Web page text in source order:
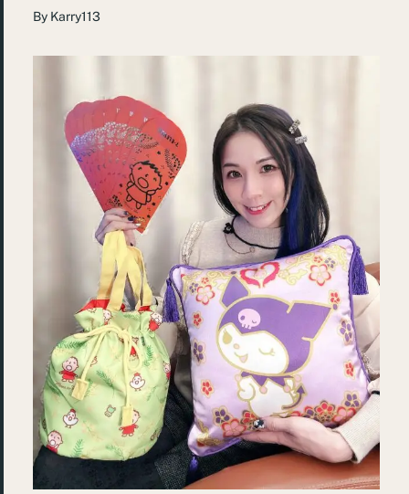
By Karry113